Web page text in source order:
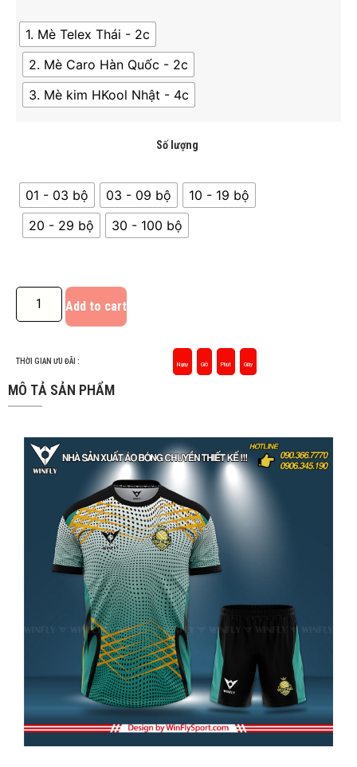
1. Mè Telex Thái - 2c
2. Mè Caro Hàn Quốc - 2c
3. Mè kim HKool Nhật - 4c
Số lượng
01 - 03 bộ 03 - 09 bộ
10 - 19 bộ
20 - 29 bộ
30 - 100 bộ
Add to cart
THỜI GIAN ƯU ĐÃI : Ngày Giờ Phút Giây
MÔ TẢ SẢN PHẨM